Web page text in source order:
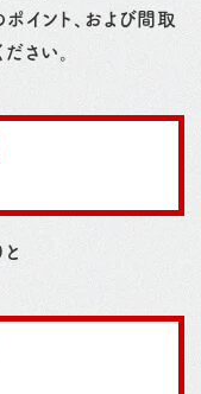
イント、および間取
さい。